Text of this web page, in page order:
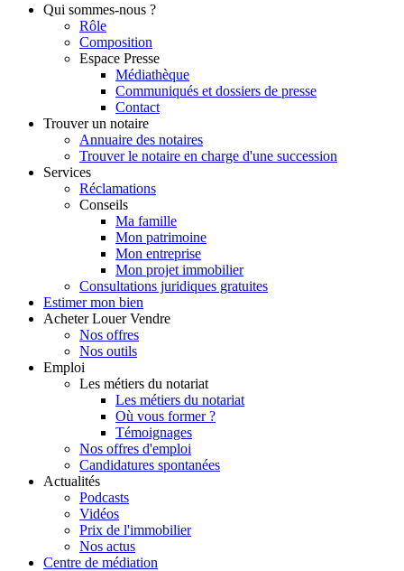
Qui sommes-nous ?
Rôle
Composition
Espace Presse
Médiathèque
Communiqués et dossiers de presse
Contact
Trouver un notaire
Annuaire des notaires
Trouver le notaire en charge d'une succession
Services
Réclamations
Conseils
Ma famille
Mon patrimoine
Mon entreprise
Mon projet immobilier
Consultations juridiques gratuites
Estimer mon bien
Acheter Louer Vendre
Nos offres
Nos outils
Emploi
Les métiers du notariat
Les métiers du notariat
Où vous former ?
Témoignages
Nos offres d'emploi
Candidatures spontanées
Actualités
Podcasts
Vidéos
Prix de l'immobilier
Nos actus
Centre de médiation